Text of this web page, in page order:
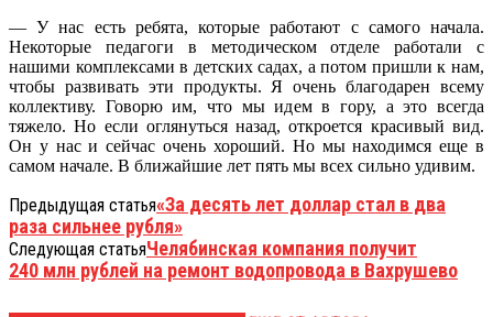
— У нас есть ребята, которые работают с самого начала.
Некоторые педагоги в методическом отделе работали с
нашими комплексами в детских садах, а потом пришли к нам,
чтобы развивать эти продукты. Я очень благодарен всему
коллективу. Говорю им, что мы идем в гору, а это всегда
тяжело. Но если оглянуться назад, откроется красивый вид.
Он у нас и сейчас очень хороший. Но мы находимся еще в
самом начале. В ближайшие лет пять мы всех сильно удивим.
Предыдущая статья«За десять лет доллар стал в два
раза сильнее рубля»
Следующая статьяЧелябинская компания получит
240 млн рублей на ремонт водопровода в Вахрушево